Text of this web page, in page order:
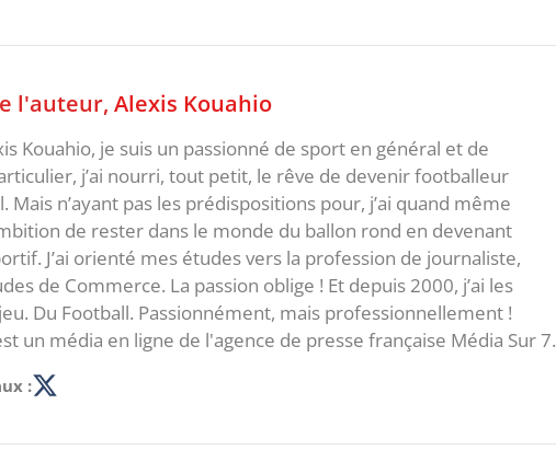
l'auteur, Alexis Kouahio
Kouahio, je suis un passionné de sport en général et de
j’ai nourri, tout petit, le rêve de devenir footballeur
Mais n’ayant pas les prédispositions pour, j’ai quand même
de rester dans le monde du ballon rond en devenant
J’ai orienté mes études vers la profession de journaliste,
de Commerce. La passion oblige ! Et depuis 2000, j’ai les
Du Football. Passionnément, mais professionnellement !
un média en ligne de l'agence de presse française Média Sur 7.
: